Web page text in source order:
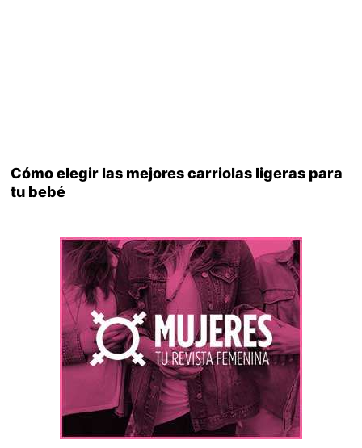
Cómo elegir las mejores carriolas ligeras para
tu bebé